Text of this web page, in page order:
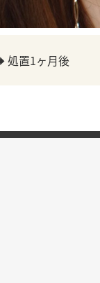
処置1ヶ月後